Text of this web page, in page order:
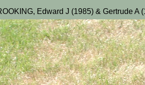
Edward J (1985) & Gertrude A